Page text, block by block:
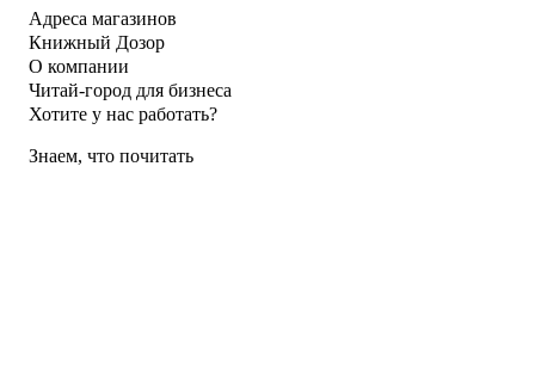
Адреса магазинов
Книжный Дозор
О компании
Читай-город для бизнеса
Хотите у нас работать?
Знаем, что почитать